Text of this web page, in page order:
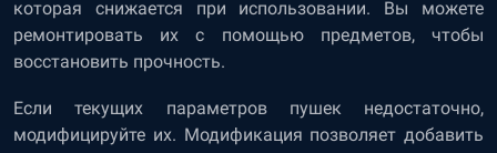
которая снижается при использовании. Вы можете
ремонтировать их с помощью предметов, чтобы
восстановить прочность.
Если текущих параметров пушек недостаточно,
модифицируйте их. Модификация позволяет добавить